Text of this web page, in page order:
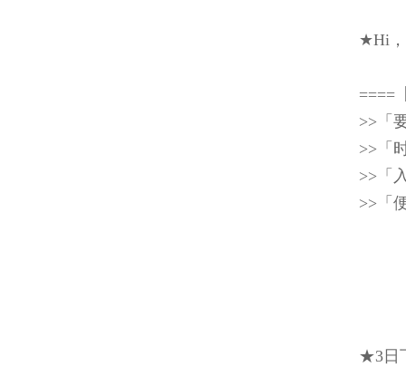
★Hi，
====
>>「
>>「
>>「
>>「
★3日